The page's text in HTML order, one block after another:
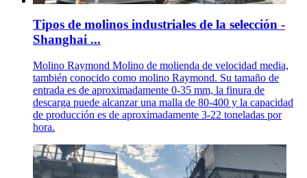
Tipos de molinos industriales de la selección -
Shanghai ...
Molino Raymond Molino de molienda de velocidad media,
también conocido como molino Raymond. Su tamaño de
entrada es de aproximadamente 0-35 mm, la finura de
descarga puede alcanzar una malla de 80-400 y la capacidad
de producción es de aproximadamente 3-22 toneladas por
hora.